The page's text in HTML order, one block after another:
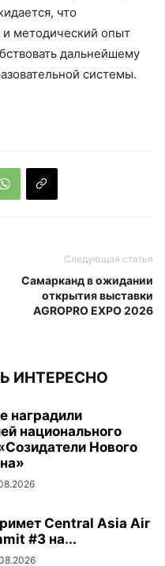
что
методический опыт
дальнейшему
системы.
Следующая статья
Самарканд в ожидании
открытия выставки
AGROPRO EXPO 2026
ИНТЕРЕСНО
наградили
национального
Нового
Central Asia Air
#3 на...